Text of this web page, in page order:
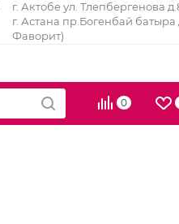
г. Актобе ул. Тлепбергенова
г. Астана пр.Богенбай батыра
Фаворит)
0